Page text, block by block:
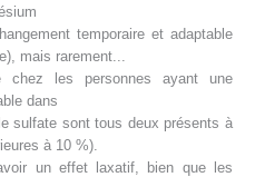
temporaire et adaptable
mais rarement...
chez les personnes ayant une
dans
sulfate sont tous deux présents à
à 10 %).
un effet laxatif, bien que les